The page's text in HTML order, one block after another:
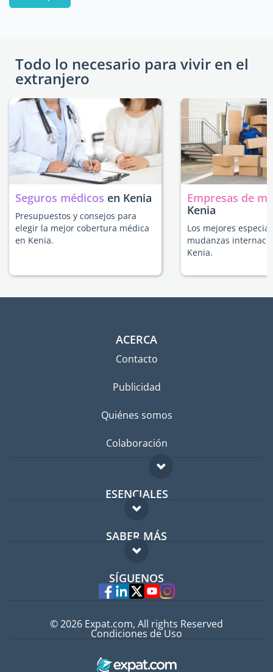
Todo lo necesario para vivir en el
extranjero
Seguros médicos en Kenia
Presupuestos y consejos para
elegir la mejor cobertura médica
en Kenia.
Empresas de
Kenia
Los mejores
mudanzas
Kenia.
ACERCA
Contacto
Publicidad
Quiénes somos
Colaboración
ESENCIALES
Foro para expatriados
Guía para expatriados
Trabajos en el extranjero
SABER MÁS
FAQ
Expertos
SÍGUENOS
© 2026 Expat.com, All rights Reserved
Condiciones de Uso